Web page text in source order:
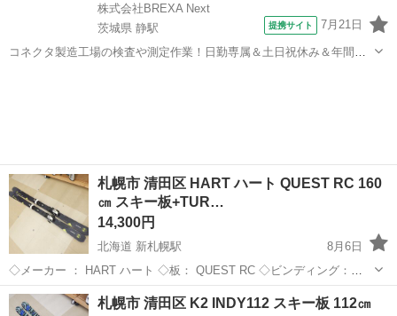
株式会社BREXA Next
茨城県 静駅
提携サイト 7月21日
コネクタ製造工場の検査や測定作業！日勤専属＆土日祝休み＆年間休
札幌市 清田区 HART ハート QUEST RC 160
㎝ スキー板+TUR…
14,300円
北海道 新札幌駅
8月6日
◇メーカー ： HART ハート ◇板： QUEST RC ◇ビンディング：
TUROLLIA9.0 ◇ソール長:239㎜-363㎜ 当方専門ではないため、年代や
仕様・状態など詳しいことは分かり...
北海道 札幌市 新札幌駅 スキー ビンディング
札幌市 清田区 K2 INDY112 スキー板 112㎝